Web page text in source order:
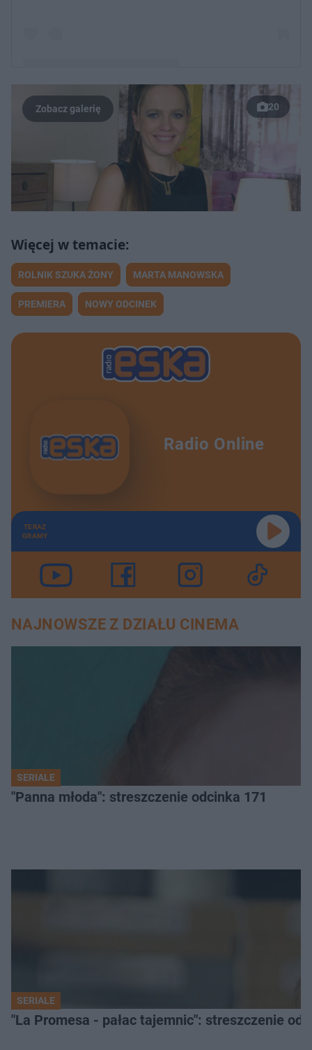
Post udostępniony przez Rolnik szuka żony
(@rolnikszukazonytvp)
20
ROLNIK SZUKA ŻONY MARTA MANOWSKA
PREMIERA NOWY ODCINEK
Radio Online
TERAZ
GRAMY
NAJNOWSZE Z DZIAŁU CINEMA
SERIALE
"Panna młoda": streszczenie odcinka 171
SERIALE
"La Promesa - pałac tajemnic": streszczenie